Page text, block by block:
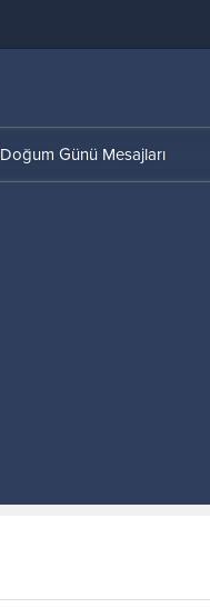
Doğum Günü Mesajları